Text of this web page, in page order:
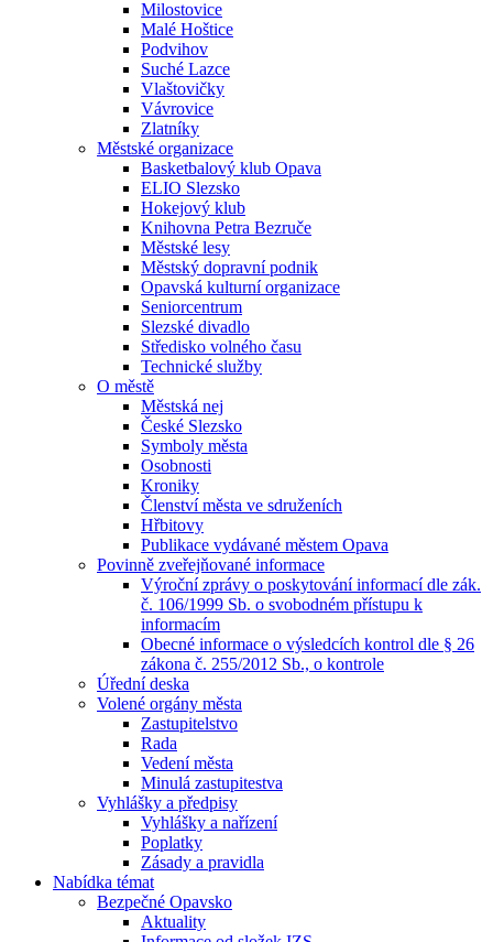
Milostovice
Malé Hoštice
Podvihov
Suché Lazce
Vlaštovičky
Vávrovice
Zlatníky
Městské organizace
Basketbalový klub Opava
ELIO Slezsko
Hokejový klub
Knihovna Petra Bezruče
Městské lesy
Městský dopravní podnik
Opavská kulturní organizace
Seniorcentrum
Slezské divadlo
Středisko volného času
Technické služby
O městě
Městská nej
České Slezsko
Symboly města
Osobnosti
Kroniky
Členství města ve sdruženích
Hřbitovy
Publikace vydávané městem Opava
Povinně zveřejňované informace
Výroční zprávy o poskytování informací dle zák.
č. 106/1999 Sb. o svobodném přístupu k
informacím
Obecné informace o výsledcích kontrol dle § 26
zákona č. 255/2012 Sb., o kontrole
Úřední deska
Volené orgány města
Zastupitelstvo
Rada
Vedení města
Minulá zastupitestva
Vyhlášky a předpisy
Vyhlášky a nařízení
Poplatky
Zásady a pravidla
Nabídka témat
Bezpečné Opavsko
Aktuality